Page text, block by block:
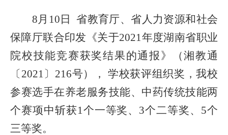
8月10日 省教育厅、省人力资源和社会
保障厅联合印发《关于2021年度湖南省职业
院校技能竞赛获奖结果的通报》（湘教通
〔2021〕216号）， 学校获评组织奖，我校
参赛选手在养老服务技能、中药传统技能两
个赛项中斩获1个一等奖、3个二等奖、5个
三等奖。